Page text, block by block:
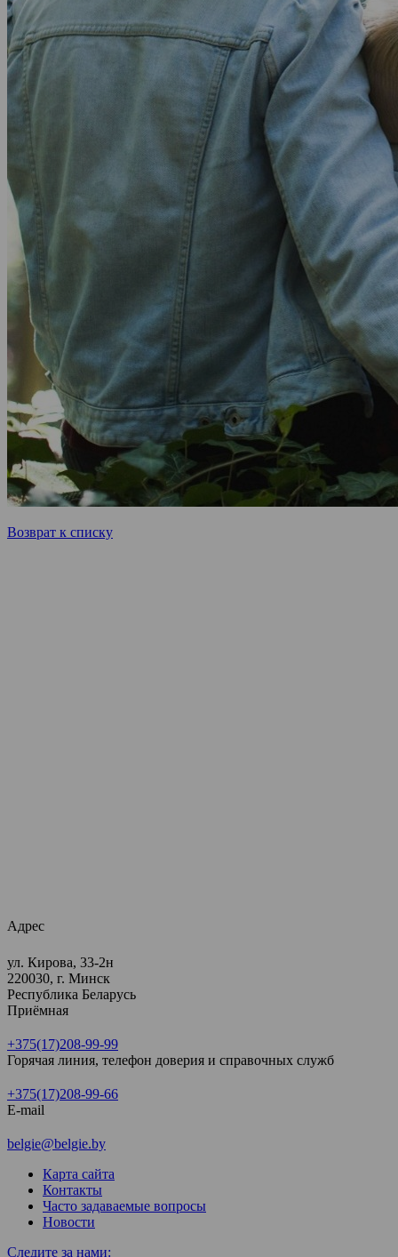
Возврат к списку
Адрес
ул. Кирова, 33-2н
220030, г. Минск
Республика Беларусь
Приёмная
+375(17)208-99-99
Горячая линия, телефон доверия и справочных служб
+375(17)208-99-66
E-mail
belgie@belgie.by
Карта сайта
Контакты
Часто задаваемые вопросы
Новости
Следите за нами: